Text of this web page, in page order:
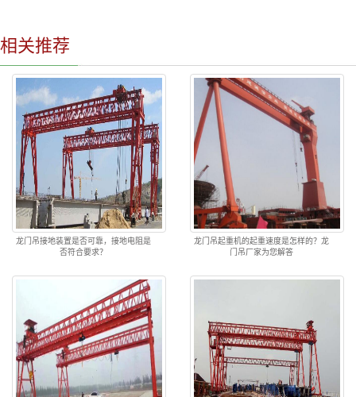
相关推荐
龙门吊接地装置是否可靠，接地电阻是
否符合要求？
龙门吊起重机的起重速度是怎样的？龙
门吊厂家为您解答